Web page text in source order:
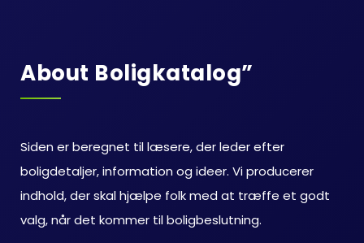
About Boligkatalog”
Siden er beregnet til læsere, der leder efter
boligdetaljer, information og ideer. Vi producerer
indhold, der skal hjælpe folk med at træffe et godt
valg, når det kommer til boligbeslutning.